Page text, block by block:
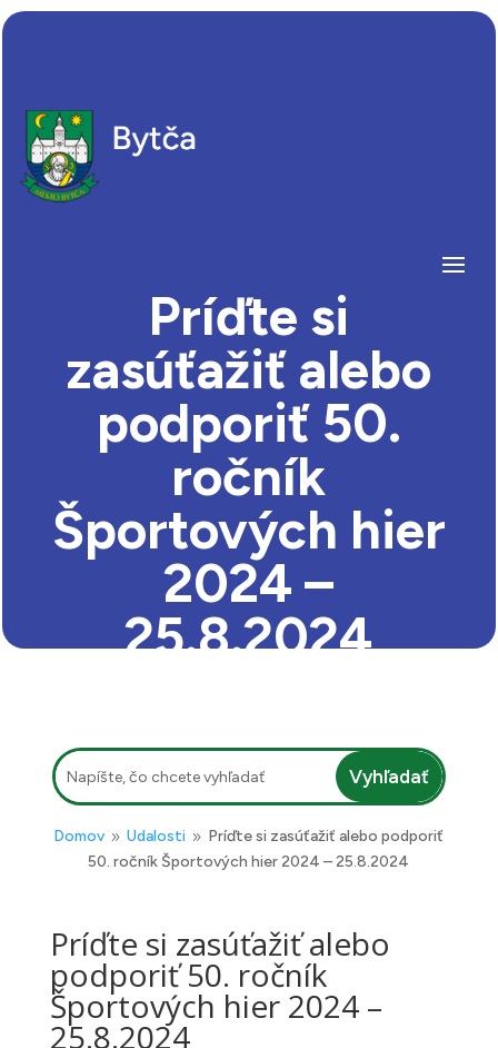
Príďte si
zasúťažiť alebo
podporiť 50.
ročník
Športových hier
2024 –
25.8.2024
Hľadať:
Domov 9 Udalosti 9 Príďte si zasúťažiť alebo podporiť
50. ročník Športových hier 2024 – 25.8.2024
Príďte si zasúťažiť alebo
podporiť 50. ročník
Športových hier 2024 –
25.8.2024